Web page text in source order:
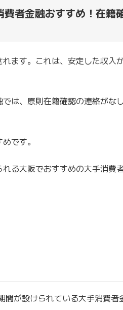
者金融おすすめ！在籍
ます。これは、安定した収入
は、原則在籍確認の連絡がな
です。
る大阪でおすすめの大手消費
が設けられている大手消費者